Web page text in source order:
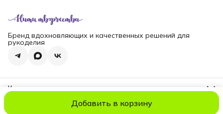
Добавить в корзину
Бренд вдохновляющих и качественных решений для
рукоделия
Контакты